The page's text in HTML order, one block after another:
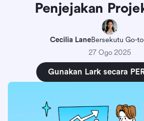
Penjejakan
Cecilia LaneBersekutu Go-
27 Ogo 2025
Gunakan Lark secara